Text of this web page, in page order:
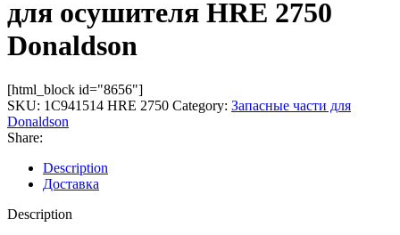
для осушителя HRE 2750
Donaldson
[html_block id="8656"]
SKU: 1C941514 HRE 2750 Category: Запасные части для
Donaldson
Share:
Description
Доставка
Description